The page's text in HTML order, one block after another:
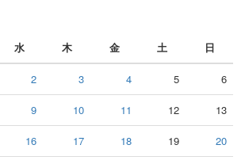
水 木 金 土 日
2 3 4 5 6
9 10 11 12 13
16 17 18 19 20